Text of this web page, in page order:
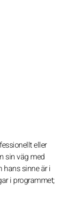
eller
sin väg med
hans sinne är i
i programmet;